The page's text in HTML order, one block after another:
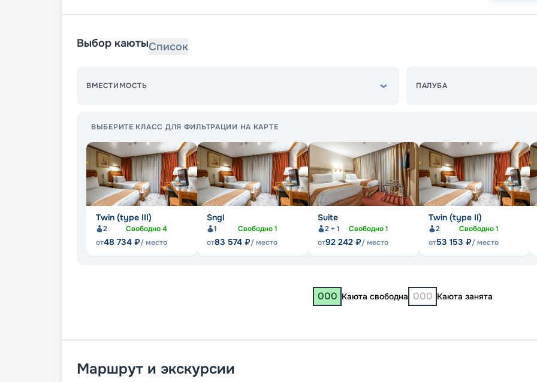
Выбор каютыСписок
ВМЕСТИМОСТЬ ПАЛУБА
ВЫБЕРИТЕ КЛАСС ДЛЯ ФИЛЬТРАЦИИ НА КАРТЕ
Twin (type III)
2 Свободно4
от48 734 ₽/ место
Sngl
1 Свободно1
от83 574 ₽/ место
Suite
2 + 1 Свободно1
от92 242 ₽/ место
Twin (type II)
2 Свободно1
от53 153 ₽/ место
000 Каюта свободна 000 Каюта занята
Маршрут и экскурсии